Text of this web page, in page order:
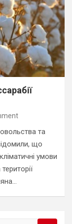
та
що
умови